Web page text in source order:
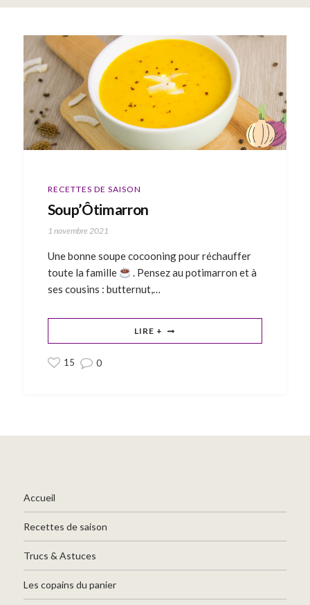
RECETTES DE SAISON
Soup’Ôtimarron
1 novembre 2021
Une bonne soupe cocooning pour réchauffer
toute la famille
. Pensez au potimarron et à
ses cousins : butternut,…
LIRE +
15 0
Accueil
Recettes de saison
Trucs & Astuces
Les copains du panier